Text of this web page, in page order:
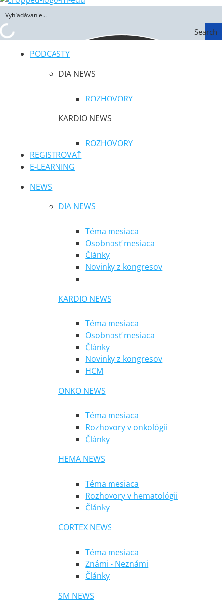
Search
PODCASTY
DIA NEWS
ROZHOVORY
KARDIO NEWS
ROZHOVORY
REGISTROVAŤ
E-LEARNING
NEWS
DIA NEWS
Téma mesiaca
Osobnosť mesiaca
Články
Novinky z kongresov
KARDIO NEWS
Téma mesiaca
Osobnosť mesiaca
Články
Novinky z kongresov
HCM
ONKO NEWS
Téma mesiaca
Rozhovory v onkológii
Články
HEMA NEWS
Téma mesiaca
Rozhovory v hematológii
Články
CORTEX NEWS
Téma mesiaca
Známi - Neznámi
Články
SM NEWS